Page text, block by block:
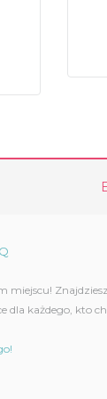
dla każdego, kto